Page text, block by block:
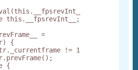
=
{
!= 1) {
{